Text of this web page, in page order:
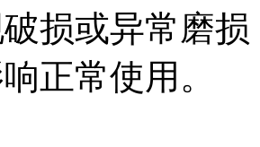
损或异常磨
正常使用。